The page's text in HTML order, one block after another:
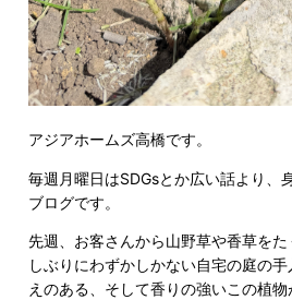
アジアホームズ高橋です。
毎週月曜日はSDGsとか広い話より、
ブログです。
先週、お客さんから山野草や香草を
しぶりにわずかしかない自宅の庭の
えのある、そして香りの強いこの植物